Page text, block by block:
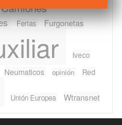
Camiones
Ferias Furgonetas
Iveco
Neumaticos opinión Red
Unión Europea Wtransnet